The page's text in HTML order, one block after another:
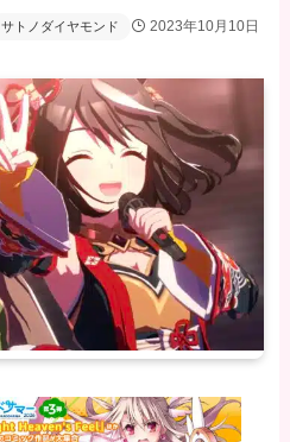
サトノダイヤモンド 2023年10月10日